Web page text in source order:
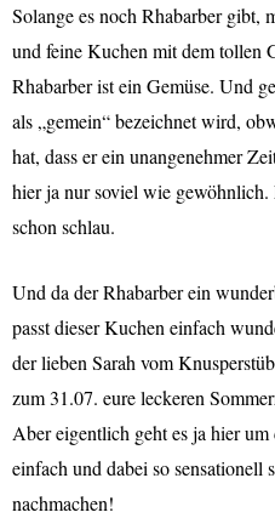
Solange es noch Rhabarber gibt,
und feine Kuchen mit dem tollen
Rhabarber ist ein Gemüse. Und
als „gemein“ bezeichnet wird,
hat, dass er ein unangenehmer
hier ja nur soviel wie
schon schlau.
Und da der Rhabarber ein
passt dieser Kuchen einfach
der lieben Sarah vom
zum 31.07. eure leckeren
Aber eigentlich geht es ja hier
einfach und dabei so
nachmachen!